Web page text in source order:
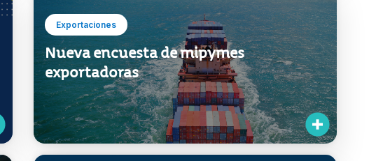
Exportaciones
Nueva encuesta de mipymes
exportadoras